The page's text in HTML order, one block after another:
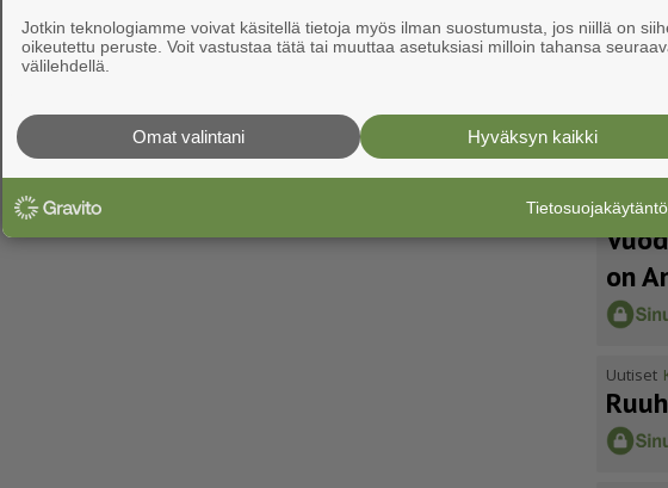
Uutiset
on
Uutiset
Jotkin teknologiamme voivat käsitellä tietoja myös ilman suostumusta, jos niillä on
oikeutettu peruste. Voit vastustaa tätä tai muuttaa asetuksiasi milloin tahansa
välilehdellä.
Hyväksyn kaikki
Omat valintani